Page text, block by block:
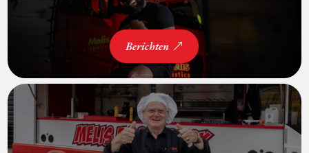
Berichten